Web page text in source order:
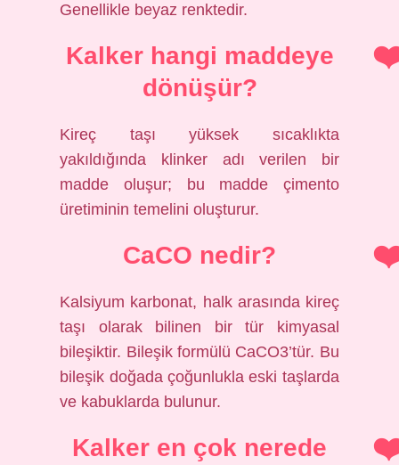
Genellikle beyaz renktedir.
Kalker hangi maddeye
dönüşür?
Kireç taşı yüksek sıcaklıkta
yakıldığında klinker adı verilen bir
madde oluşur; bu madde çimento
üretiminin temelini oluşturur.
CaCO nedir?
Kalsiyum karbonat, halk arasında kireç
taşı olarak bilinen bir tür kimyasal
bileşiktir. Bileşik formülü CaCO3’tür. Bu
bileşik doğada çoğunlukla eski taşlarda
ve kabuklarda bulunur.
Kalker en çok nerede